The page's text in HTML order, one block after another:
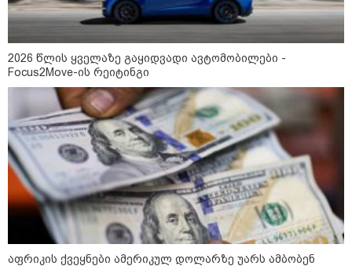
09:33 / 05-08-2026
"მამის მიერ ცოტნესთვის
დატოვებულ სახლში
ადამიანი, რომელიც ზვიადის
არ არის მოხსენიებული" - ანა
ჯაბაური
09:32 / 05-08-2026
"4 დღე უწყლოდ და უპუროდ
გაატარეს, მათ სიცოცხლე
დავუბრუნეთ" - ქართველი
მეზღვაური წერს, რომ 36
მიგრანტი, მათ შორის, ორსული
გოგონა გადაარჩინა
12:20 / 04-08-2026
"როცა კანონიკიდან
გამომდინარე, მართებულად
2026 წლის ყველაზე გაყიდვადი ავტომობილები -
Focus2Move-ის რეიტინგი
აფრიკის ქვეყნები ამერიკულ დოლარზე უარს ამბობენ